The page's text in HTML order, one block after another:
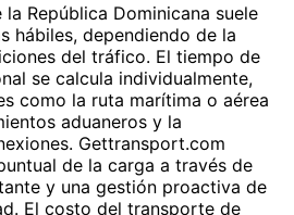
República Dominicana suele
hábiles, dependiendo de la
del tráfico. El tiempo de
se calcula individualmente,
como la ruta marítima o aérea
aduaneros y la
Gettransport.com
de la carga a través de
y una gestión proactiva de
El costo del transporte de